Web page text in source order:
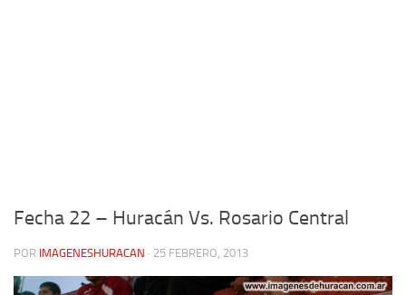
Fecha 22 – Huracán Vs. Rosario Central
POR IMAGENESHURACAN · 25 FEBRERO, 2013